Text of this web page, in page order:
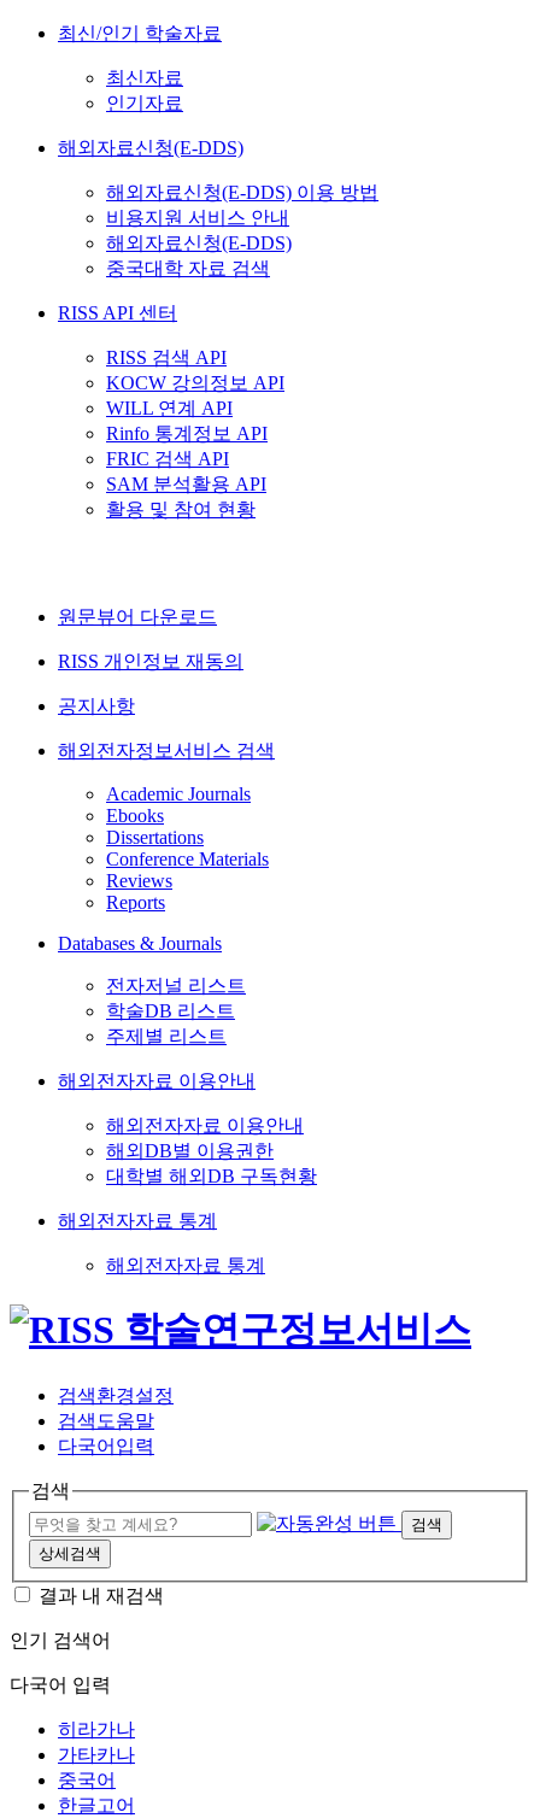
최신/인기 학술자료
최신자료
인기자료
해외자료신청(E-DDS)
해외자료신청(E-DDS) 이용 방법
비용지원 서비스 안내
해외자료신청(E-DDS)
중국대학 자료 검색
RISS API 센터
RISS 검색 API
KOCW 강의정보 API
WILL 연계 API
Rinfo 통계정보 API
FRIC 검색 API
SAM 분석활용 API
활용 및 참여 현황
원문뷰어 다운로드
RISS 개인정보 재동의
공지사항
해외전자정보서비스 검색
Academic Journals
Ebooks
Dissertations
Conference Materials
Reviews
Reports
Databases & Journals
전자저널 리스트
학술DB 리스트
주제별 리스트
해외전자자료 이용안내
해외전자자료 이용안내
해외DB별 이용권한
대학별 해외DB 구독현황
해외전자자료 통계
해외전자자료 통계
검색환경설정
검색도움말
다국어입력
검색
검색
상세검색
결과 내 재검색
인기 검색어
다국어 입력
히라가나
가타카나
중국어
한글고어